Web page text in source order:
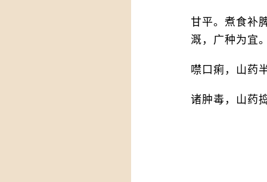
甘平。煮食补
溉，广种为宜
噤口痢，山药
诸肿毒，山药